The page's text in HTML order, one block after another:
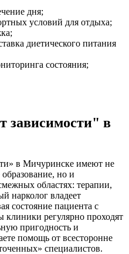
дня;
условий для отдыха;
диетического питания
состояния;
зависимости" в
в Мичуринске имеют не
образование, но и
областях: терапии,
нарколог владеет
состояние пациента с
клиники регулярно проходят
пригодность и
помощь от всесторонне
специалистов.